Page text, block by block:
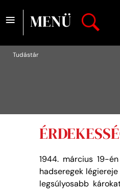
MENÜ
≡
Tudástár
1944. március 19-
hadseregek
legsúlyosabb